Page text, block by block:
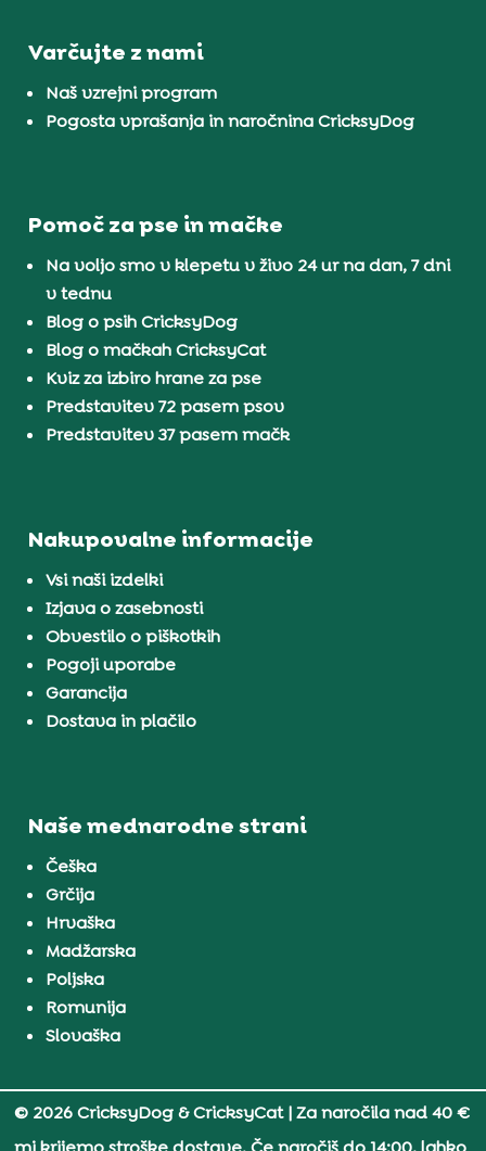
Varčujte z nami
Naš vzrejni program
Pogosta vprašanja in naročnina CricksyDog
Pomoč za pse in mačke
Na voljo smo v klepetu v živo 24 ur na dan, 7 dni
v tednu
Blog o psih CricksyDog
Blog o mačkah CricksyCat
Kviz za izbiro hrane za pse
Predstavitev 72 pasem psov
Predstavitev 37 pasem mačk
Nakupovalne informacije
Vsi naši izdelki
Izjava o zasebnosti
Obvestilo o piškotkih
Pogoji uporabe
Garancija
Dostava in plačilo
Naše mednarodne strani
Češka
Grčija
Hrvaška
Madžarska
Poljska
Romunija
Slovaška
© 2026 CricksyDog & CricksyCat| Za naročila nad 40 €